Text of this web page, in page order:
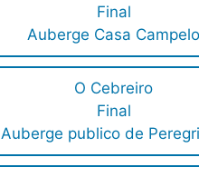
Final
Auberge Casa
O Cebreiro
Final
Auberge publico de